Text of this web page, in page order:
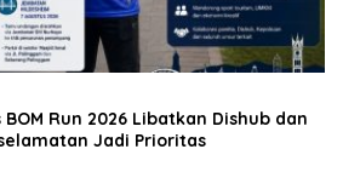
Run 2026 Libatkan Dishub dan
Jadi Prioritas